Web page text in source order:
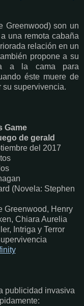
Greenwood) son un
una remota cabaña
relación en un
propone a su
a la cama para
éste muere de
su supervivencia.
Game
de gerald
del 2017
(Novela: Stephen
Greenwood, Henry
Chiara Aurelia
Intriga y Terror
publicidad invasiva